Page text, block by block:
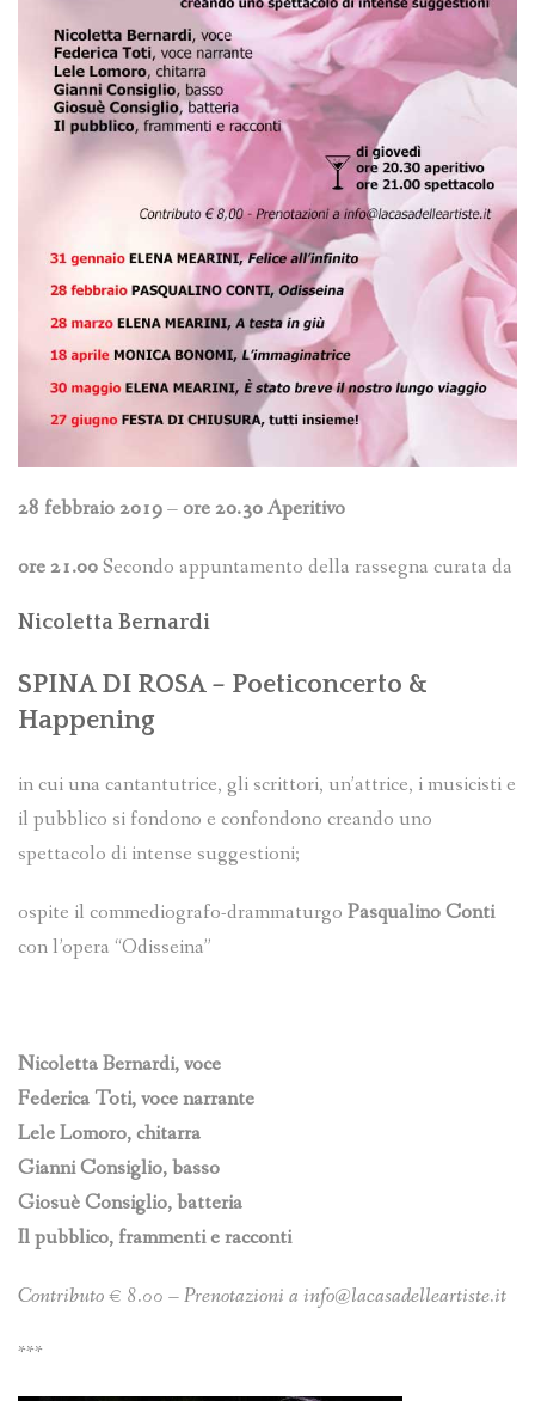
28 febbraio 2019–ore 20.30 Aperitivo
ore 21.00Secondo appuntamento della rassegna curata da
Nicoletta Bernardi
SPINA DI ROSA – Poeticoncerto &
Happening
in cui una cantantutrice, gli scrittori, un’attrice, i musicisti e
il pubblico si fondono e confondono creando uno
spettacolo di intense suggestioni;
ospite il commediografo-drammaturgo Pasqualino Conti
con l’opera “Odisseina”
Nicoletta Bernardi, voce
Federica Toti, voce narrante
Lele Lomoro, chitarra
Gianni Consiglio, basso
Giosuè Consiglio, batteria
Il pubblico, frammenti e racconti
Contributo € 8.00 – Prenotazioni a info@lacasadelleartiste.it
***